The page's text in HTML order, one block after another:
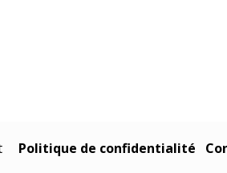
Politique de confidentialité